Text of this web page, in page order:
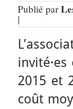
Publié par
|
2015 et
coût